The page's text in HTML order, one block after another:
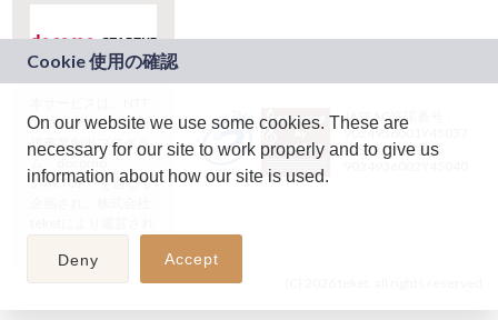
ドコモグループの新
規事業創出プログラ
ム「docomo
STARTUP」を通じて
JASRAC許諾番号：
9024936001Y45037
JASRAC許諾番号：
On our website we use some cookies. These are
necessary for our site to work properly and to give us
information about how our site is used.
Deny Accept